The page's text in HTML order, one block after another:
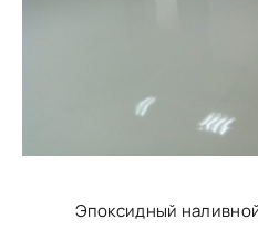
Эпоксидный